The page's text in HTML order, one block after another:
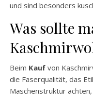
und sind besonders
Was sollte
Beim Kauf von
die Faserqualität, das
Maschenstruktur